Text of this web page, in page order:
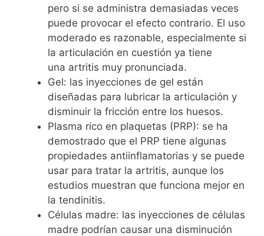
pero si se administra demasiadas veces
puede provocar el efecto contrario. El uso
moderado es razonable, especialmente si
la articulación en cuestión ya tiene
una artritis muy pronunciada.
Gel: las inyecciones de gel están
diseñadas para lubricar la articulación y
disminuir la fricción entre los huesos.
Plasma rico en plaquetas (PRP): se ha
demostrado que el PRP tiene algunas
propiedades antiinflamatorias y se puede
usar para tratar la artritis, aunque los
estudios muestran que funciona mejor en
la tendinitis.
Células madre: las inyecciones de células
madre podrían causar una disminución